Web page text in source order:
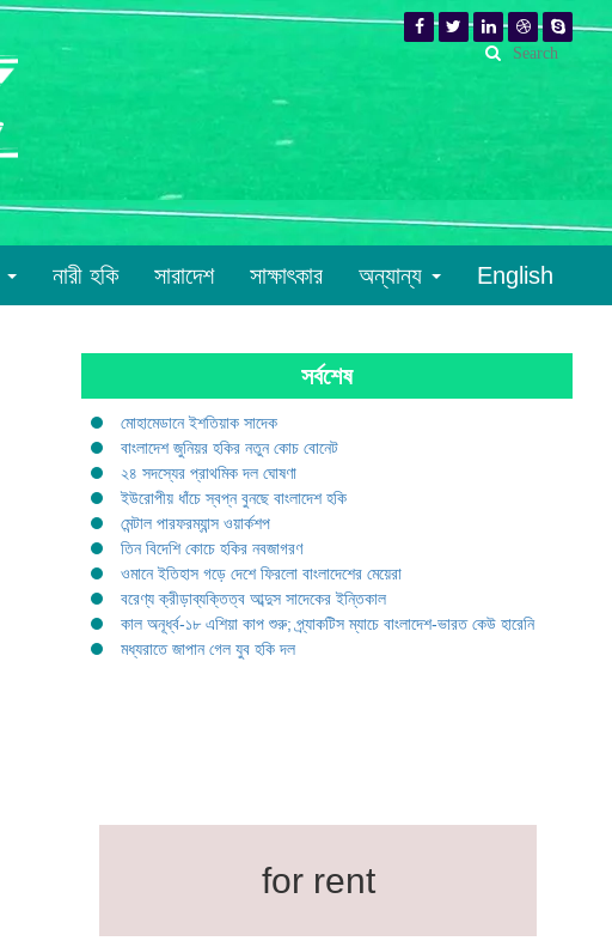
নারী হকি সারাদেশ সাক্ষাৎকার অন্যান্য English
সর্বশেষ
মোহামেডানে ইশতিয়াক সাদেক
বাংলাদেশ জুনিয়র হকির নতুন কোচ বোনেট
২৪ সদস্যের প্রাথমিক দল ঘোষণা
ইউরোপীয় ধাঁচে স্বপ্ন বুনছে বাংলাদেশ হকি
মেন্টাল পারফরম্যান্স ওয়ার্কশপ
তিন বিদেশি কোচে হকির নবজাগরণ
ওমানে ইতিহাস গড়ে দেশে ফিরলো বাংলাদেশের মেয়েরা
বরেণ্য ক্রীড়াব্যক্তিত্ব আব্দুস সাদেকের ইন্তিকাল
কাল অনূর্ধ্ব-১৮ এশিয়া কাপ শুরু; প্র্যাকটিস ম্যাচে বাংলাদেশ-ভারত কেউ হারেনি
মধ্যরাতে জাপান গেল যুব হকি দল
for rent